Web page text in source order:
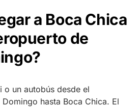
a Boca Chica
de
o un autobús desde el
hasta Boca Chica. El